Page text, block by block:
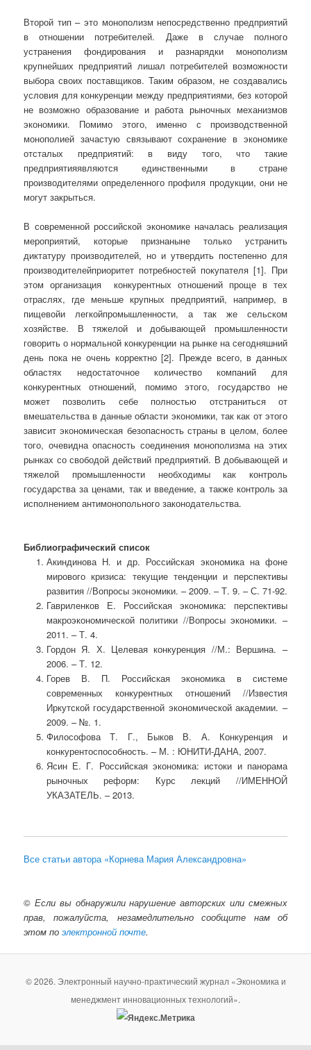
Второй тип – это монополизм непосредственно предприятий
в отношении потребителей. Даже в случае полного
устранения фондирования и разнарядки монополизм
крупнейших предприятий лишал потребителей возможности
выбора своих поставщиков. Таким образом, не создавались
условия для конкуренции между предприятиями, без которой
не возможно образование и работа рыночных механизмов
экономики. Помимо этого, именно с производственной
монополией зачастую связывают сохранение в экономике
отсталых предприятий: в виду того, что такие
предприятияявляются единственными в стране
производителями определенного профиля продукции, они не
могут закрыться.
В современной российской экономике началась реализация
мероприятий, которые признаныне только устранить
диктатуру производителей, но и утвердить постепенно для
производителейприоритет потребностей покупателя [1]. При
этом организация конкурентных отношений проще в тех
отраслях, где меньше крупных предприятий, например, в
пищевойи легкойпромышленности, а так же сельском
хозяйстве. В тяжелой и добывающей промышленности
говорить о нормальной конкуренции на рынке на сегодняшний
день пока не очень корректно [2]. Прежде всего, в данных
областях недостаточное количество компаний для
конкурентных отношений, помимо этого, государство не
может позволить себе полностью отстраниться от
вмешательства в данные области экономики, так как от этого
зависит экономическая безопасность страны в целом, более
того, очевидна опасность соединения монополизма на этих
рынках со свободой действий предприятий. В добывающей и
тяжелой промышленности необходимы как контроль
государства за ценами, так и введение, а также контроль за
исполнением антимонопольного законодательства.
Библиографический список
Акиндинова Н. и др. Российская экономика на фоне
мирового кризиса: текущие тенденции и перспективы
развития //Вопросы экономики. – 2009. – Т. 9. – С. 71-92.
Гавриленков Е. Российская экономика: перспективы
макроэкономической политики //Вопросы экономики. –
2011. – Т. 4.
Гордон Я. Х. Целевая конкуренция //М.: Вершина. –
2006. – Т. 12.
Горев В. П. Российская экономика в системе
современных конкурентных отношений //Известия
Иркутской государственной экономической академии. –
2009. – №. 1.
Философова Т. Г., Быков В. А. Конкуренция и
конкурентоспособность. – М. : ЮНИТИ-ДАНА, 2007.
Ясин Е. Г. Российская экономика: истоки и панорама
рыночных реформ: Курс лекций //ИМЕННОЙ
УКАЗАТЕЛЬ. – 2013.
Все статьи автора «Корнева Мария Александровна»
© Если вы обнаружили нарушение авторских или смежных
прав, пожалуйста, незамедлительно сообщите нам об
этом поэлектронной почте.
© 2026. Электронный научно-практический журнал «Экономика и
менеджмент инновационных технологий».